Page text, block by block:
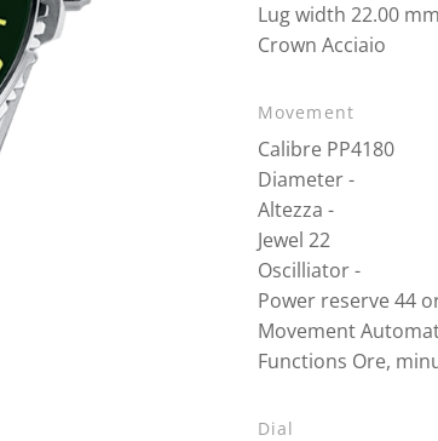
Lug width 22.00 mm
Crown Acciaio
Movement
Calibre PP4180
Diameter -
Altezza -
Jewel 22
Oscilliator -
Power reserve 44
Movement
Functions Ore,
Dial